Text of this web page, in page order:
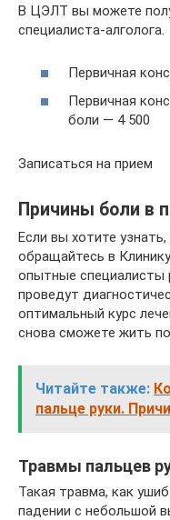
В ЦЭЛТ вы можете
специалиста-алголога.
Первичная
Первичная
боли — 4 500
Записаться на прием
Причины боли в
Если вы хотите
обращайтесь в
опытные специалисты
проведут
оптимальный курс
снова сможете жить
Читайте также:
пальце руки.
Травмы пальцев
Такая травма, как
падении с небольшой